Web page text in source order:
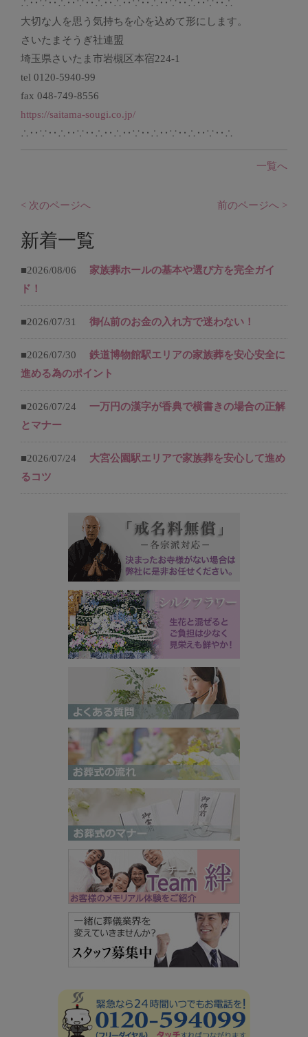
∴‥∵‥∴‥∵‥∴‥∴‥∵‥∴‥∵‥∴‥∵‥∴
大切な人を思う気持ちを心を込めて形にします。
さいたまそうぎ社連盟
埼玉県さいたま市岩槻区本宿224-1
tel 0120-5940-99
fax 048-749-8556
https://saitama-sougi.co.jp/
∴‥∵‥∴‥∵‥∴‥∴‥∵‥∴‥∵‥∴‥∵‥∴
一覧へ
< 次のページへ 前のページへ >
新着一覧
■2026/08/06
家族葬ホールの基本や選び方を完全ガイ
ド！
■2026/07/31 御仏前のお金の入れ方で迷わない！
■2026/07/30
鉄道博物館駅エリアの家族葬を安心安全に
進める為のポイント
■2026/07/24
一万円の漢字が香典で横書きの場合の正解
とマナー
■2026/07/24
大宮公園駅エリアで家族葬を安心して進め
るコツ